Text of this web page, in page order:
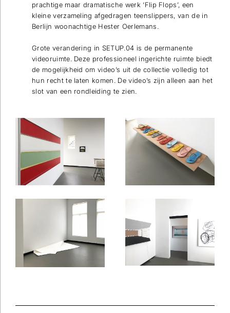
prachtige maar dramatische werk ‘Flip Flops’, een
kleine verzameling afgedragen teenslippers, van de in
Berlijn woonachtige Hester Oerlemans.
Grote verandering in SETUP.04 is de permanente
videoruimte. Deze professioneel ingerichte ruimte biedt
de mogelijkheid om video’s uit de collectie volledig tot
hun recht te laten komen. De video’s zijn alleen aan het
slot van een rondleiding te zien.